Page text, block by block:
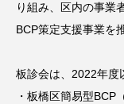
り組み、区内の事業
BCP策定支援事業を
板診会は、2022年度
・板橋区簡易型BCP